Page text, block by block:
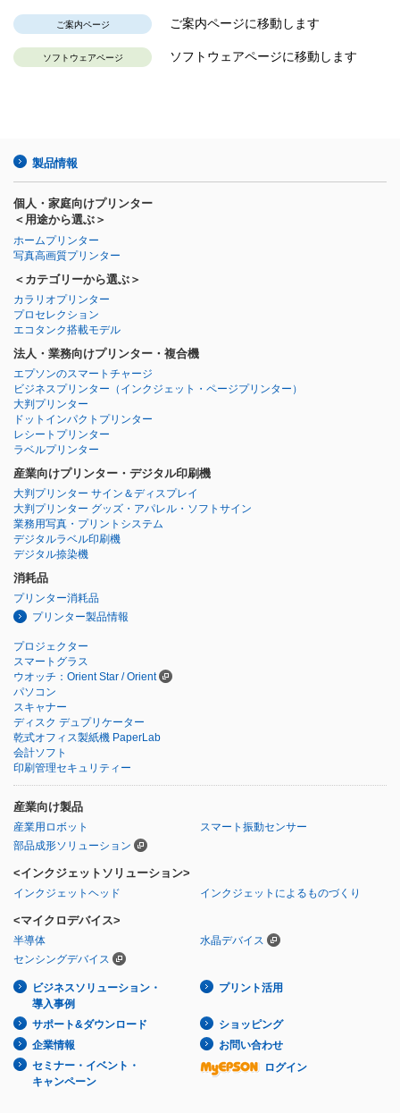
ご案内ページ ご案内ページに移動します
ソフトウェアページ ソフトウェアページに移動します
製品情報
個人・家庭向けプリンター
＜用途から選ぶ＞
ホームプリンター
写真高画質プリンター
＜カテゴリーから選ぶ＞
カラリオプリンター
プロセレクション
エコタンク搭載モデル
法人・業務向けプリンター・複合機
エプソンのスマートチャージ
ビジネスプリンター （インクジェット・ページプリンター）
大判プリンター
ドットインパクトプリンター
レシートプリンター
ラベルプリンター
産業向けプリンター・デジタル印刷機
大判プリンター サイン＆ディスプレイ
大判プリンター グッズ・アパレル・ソフトサイン
業務用写真・プリントシステム
デジタルラベル印刷機
デジタル捺染機
消耗品
プリンター消耗品
プリンター製品情報
プロジェクター
スマートグラス
ウオッチ：Orient Star / Orient
パソコン
スキャナー
ディスク デュプリケーター
乾式オフィス製紙機 PaperLab
会計ソフト
印刷管理セキュリティー
産業向け製品
産業用ロボット
スマート振動センサー
部品成形ソリューション
<インクジェットソリューション>
インクジェットヘッド インクジェットによるものづくり
<マイクロデバイス>
半導体
水晶デバイス
センシングデバイス
ビジネスソリューション・
導入事例
プリント活用
サポート&ダウンロード
ショッピング
企業情報
お問い合わせ
セミナー・イベント・
キャンペーン
ログイン